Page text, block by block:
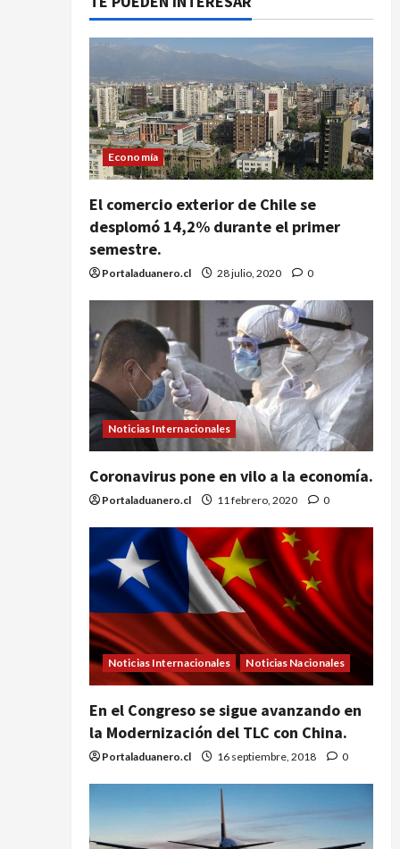
Economía
El comercio exterior de Chile se
desplomó 14,2% durante el primer
semestre.
Portaladuanero.cl 28 julio, 2020 0
Noticias Internacionales
Coronavirus pone en vilo a la economía.
Portaladuanero.cl 11 febrero, 2020 0
Noticias Internacionales Noticias Nacionales
En el Congreso se sigue avanzando en
la Modernización del TLC con China.
Portaladuanero.cl 16 septiembre, 2018 0